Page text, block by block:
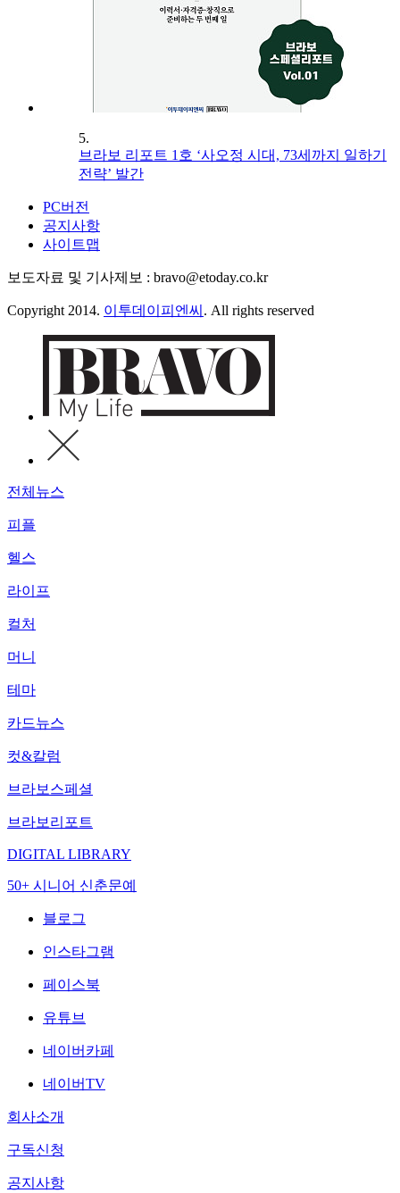
5.
브라보 리포트 1호 ‘사오정 시대, 73세까지 일하기
전략’ 발간
PC버전
공지사항
사이트맵
보도자료 및 기사제보 : bravo@etoday.co.kr
Copyright 2014. 이투데이피엔씨 . All rights reserved
전체뉴스
피플
헬스
라이프
컬처
머니
테마
카드뉴스
컷&칼럼
브라보스페셜
브라보리포트
DIGITAL LIBRARY
50+ 시니어 신춘문예
블로그
인스타그램
페이스북
유튜브
네이버카페
네이버TV
회사소개
구독신청
공지사항